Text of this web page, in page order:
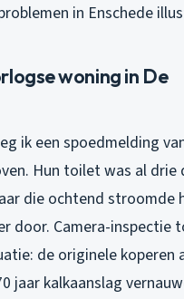
in Enschede
woning in De
ik een spoedmelding
Hun toilet was al drie
die ochtend stroomde
door. Camera-inspectie
de originele koperen
jaar kalkaanslag